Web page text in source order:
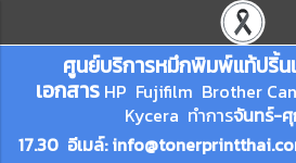
ศูนย์บริการหมึกพิมพ์แท้ปริ้น
เอกสาร HP Fujifilm Brother
Kycera ทำการจันทร์-
17.30 อีเมล์:info@tonerprin